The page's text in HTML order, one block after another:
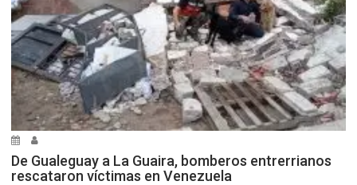
De Gualeguay a La Guaira, bomberos entrerrianos
rescataron víctimas en Venezuela